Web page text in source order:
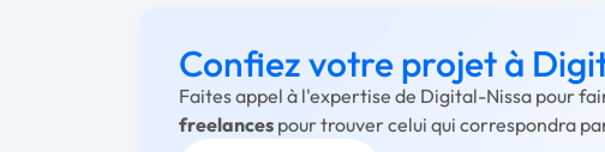
Confiez votre projet à
Faites appel à l'expertise de Digital-Nissa pour
freelances pour trouver celui qui correspondra